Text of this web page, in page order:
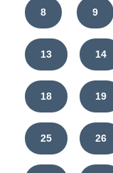
8 9
13 14
18 19
25 26